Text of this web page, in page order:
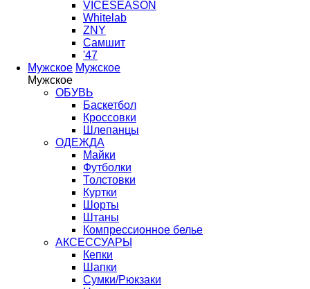
VICESEASON
Whitelab
ZNY
Самшит
'47
Мужское Мужское
Мужское
ОБУВЬ
Баскетбол
Кроссовки
Шлепанцы
ОДЕЖДА
Майки
Футболки
Толстовки
Куртки
Шорты
Штаны
Компрессионное белье
АКСЕССУАРЫ
Кепки
Шапки
Сумки/Рюкзаки